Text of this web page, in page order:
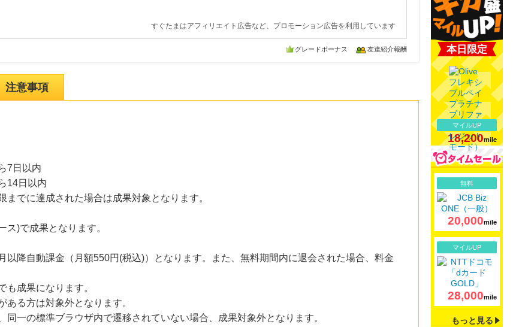
すぐたまはアフィリエイト広告など、プロモーション広告を利用しています
グレードボーナス 友達紹介報酬
注意事項
7日以内
14日以内
でに達成された場合は成果対象となります。
ス)で成果となります。
降自動課金（月額550円(税込)）となります。また、無料期間内に退会された場合、料金
成果になります。
る方は対象外となります。
一の標準ブラウザ内で遷移されていない場合、成果対象外となります。
本日限定
マイルUP
18,200mile
無料
20,000mile
マイルUP
28,000mile
もっと見る